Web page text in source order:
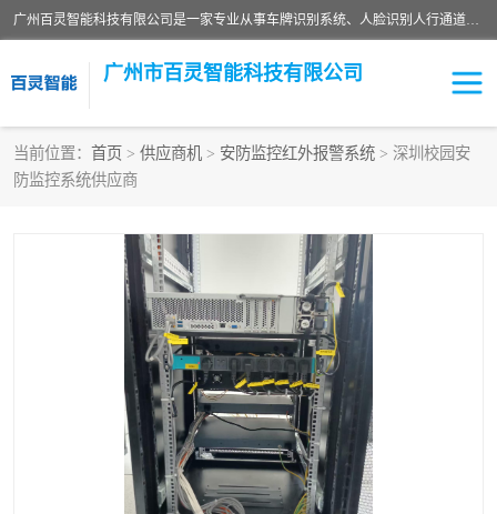
广州百灵智能科技有限公司是一家专业从事车牌识别系统、人脸识别人行通道、安防监控交通设施、停车场智能管理系统、停车场云平台、车牌识别一体机、自动道闸、通道设备、交通设施及交通划线等产品研发、生产和销售的高新技术企业。
广州市百灵智能科技有限公司
当前位置： 首页 > 供应商机 > 安防监控红外报警系统 > 深圳校园安
防监控系统供应商
安防监控红外报警系统
人脸识别系统